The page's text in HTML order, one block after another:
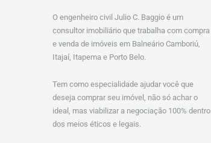
O engenheiro civil Julio C. Baggio é um
consultor imobiliário que trabalha com compra
e venda de imóveis em Balneário Camboriú,
Itajaí, Itapema e Porto Belo.
Tem como especialidade ajudar você que
deseja comprar seu imóvel, não só achar o
ideal, mas viabilizar a negociação 100% dentro
dos meios éticos e legais.